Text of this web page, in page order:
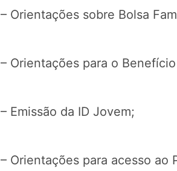
– Orientações sobre Bolsa
– Orientações para o
– Emissão da ID Jovem;
– Orientações para acesso ao